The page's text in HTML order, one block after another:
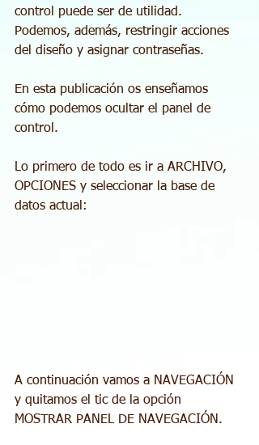
control puede ser de utilidad.
Podemos, además, restringir acciones
del diseño y asignar contraseñas.
En esta publicación os enseñamos
cómo podemos ocultar el panel de
control.
Lo primero de todo es ir a ARCHIVO,
OPCIONES y seleccionar la base de
datos actual:
A continuación vamos a NAVEGACIÓN
y quitamos el tic de la opción
MOSTRAR PANEL DE NAVEGACIÓN.